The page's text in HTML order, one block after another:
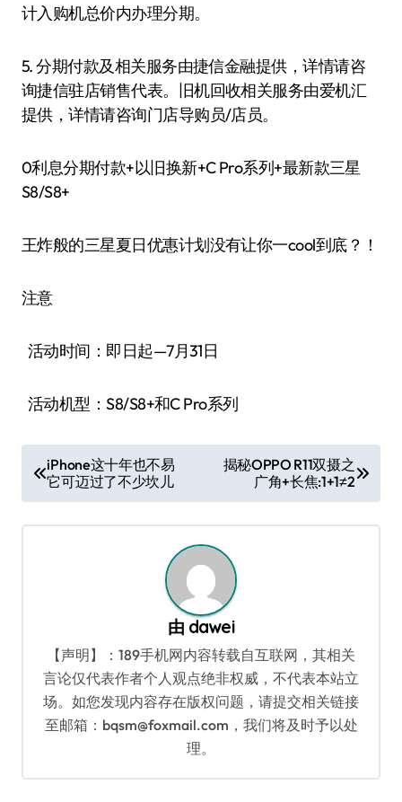
计入购机总价内办理分期。
5. 分期付款及相关服务由捷信金融提供，详情请咨
询捷信驻店销售代表。旧机回收相关服务由爱机汇
提供，详情请咨询门店导购员/店员。
0利息分期付款+以旧换新+C Pro系列+最新款三星
S8/S8+
王炸般的三星夏日优惠计划没有让你一cool到底？！
注意
活动时间：即日起—7月31日
活动机型：S8/S8+和C Pro系列
章
导
iPhone这十年也不易
它可迈过了不少坎儿
揭秘OPPO R11双摄之
广角+长焦:1+1≠2
由 dawei
【声明】：189手机网内容转载自互联网，其相关
言论仅代表作者个人观点绝非权威，不代表本站立
场。如您发现内容存在版权问题，请提交相关链接
至邮箱：bqsm@foxmail.com，我们将及时予以处
理。